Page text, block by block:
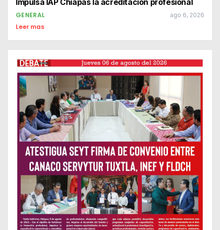
Impulsa IAP Chiapas la acreditación profesional
GENERAL ago 6, 2026
Leer mas